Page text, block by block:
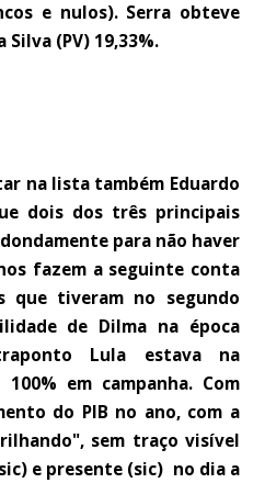
e nulos). Serra obteve
(PV) 19,33%.
na lista também Eduardo
dois dos três principais
para não haver
fazem a seguinte conta
que tiveram no segundo
de Dilma na época
Lula estava na
100% em campanha. Com
do PIB no ano, com a
sem traço visível
e presente (sic) no dia a